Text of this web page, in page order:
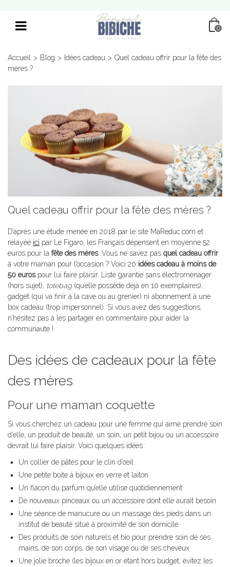
0
Accueil > Blog > Idées cadeau > Quel cadeau offrir pour la fête des
mères ?
Quel cadeau offrir pour la fête des mères ?
D’après une étude menée en 2018 par le site MaReduc.com et
relayée ici par Le Figaro, les Français dépensent en moyenne 52
euros pour la fête des mères. Vous ne savez pas quel cadeau offrir
à votre maman pour l’occasion ? Voici 20 idées cadeau à moins de
50 eurospour lui faire plaisir. Liste garantie sans électroménager
(hors sujet), totebag (qu’elle possède déjà en 10 exemplaires),
gadget (qui va finir à la cave ou au grenier) ni abonnement à une
box cadeau (trop impersonnel). Si vous avez des suggestions,
n’hésitez pas à les partager en commentaire pour aider la
communauté !
Des idées de cadeaux pour la fête
des mères
Pour une maman coquette
Si vous cherchez un cadeau pour une femme qui aime prendre soin
d’elle, un produit de beauté, un soin, un petit bijou ou un accessoire
devrait lui faire plaisir. Voici quelques idées :
Un collier de pâtes pour le clin d’œil
Une petite boite à bijoux en verre et laiton
Un flacon du parfum qu’elle utilise quotidiennement
De nouveaux pinceaux ou un accessoire dont elle aurait besoin
Une séance de manucure ou un massage des pieds dans un
institut de beauté situé à proximité de son domicile
Des produits de soin naturels et bio pour prendre soin de ses
mains, de son corps, de son visage ou de ses cheveux
Une jolie broche (les bijoux en or étant hors budget, évitez les